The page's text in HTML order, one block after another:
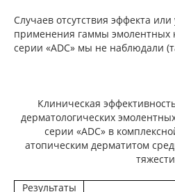
Случаев отсутствия эффекта
применения гаммы эмолентных
серии «ADC» мы не наблюдали
Клиническая
дерматологических
серии «ADC» в
атопическим дерматитом
тяжести
Результаты